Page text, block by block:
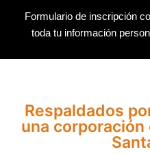
Formulario de inscripción
toda tu información
Respaldados
una